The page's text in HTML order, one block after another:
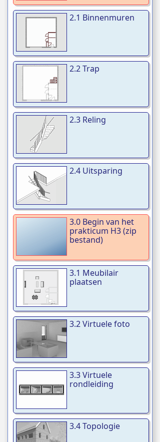
2.1 Binnenmuren
2.2 Trap
2.3 Reling
2.4 Uitsparing
3.0 Begin van het
prakticum H3 (zip
bestand)
3.1 Meubilair
plaatsen
3.2 Virtuele foto
3.3 Virtuele
rondleiding
3.4 Topologie